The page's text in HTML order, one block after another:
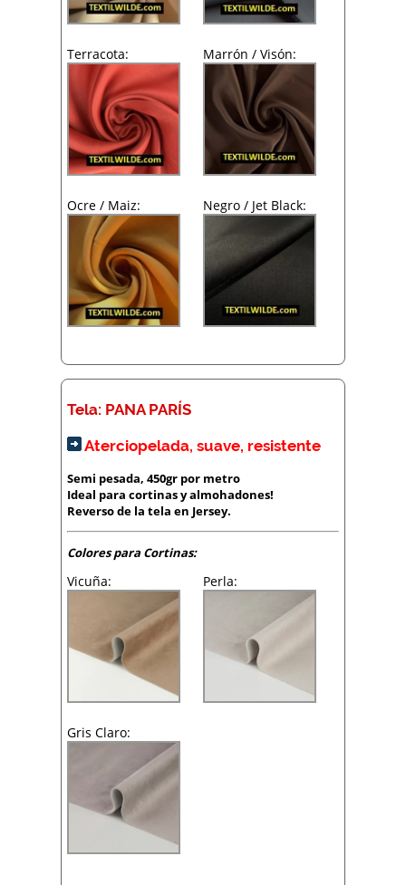
Terracota: Marrón / Visón:
Ocre / Maiz: Negro / Jet Black:
Tela: PANA PARÍS
Aterciopelada, suave, resistente
Semi pesada, 450gr por metro
Ideal para cortinas y almohadones!
Reverso de la tela en Jersey.
Colores para Cortinas:
Vicuña: Perla:
Gris Claro: